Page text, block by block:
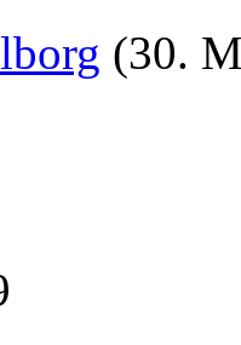
(30.